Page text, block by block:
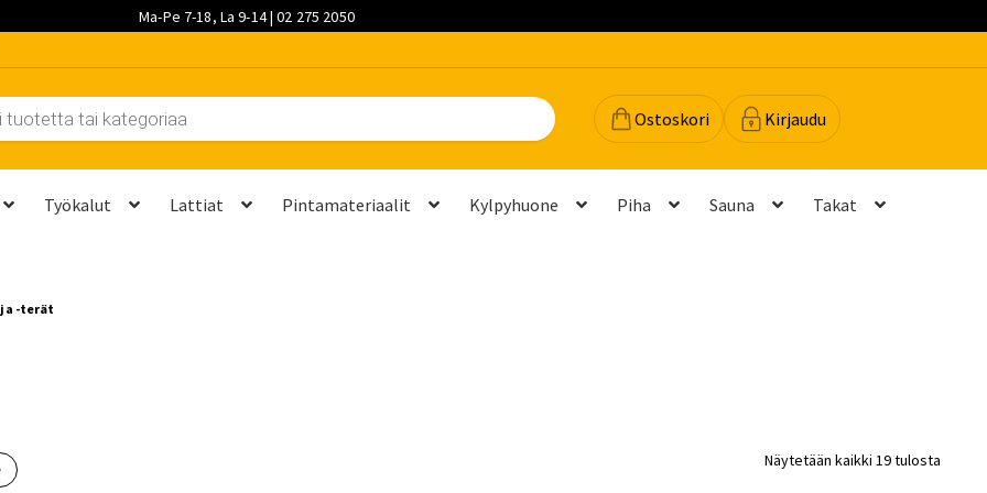
Ma-Pe 7-18, La 9-14 | 02 275 2050
Ostoskori Kirjaudu
Työkalut Lattiat Pintamateriaalit Kylpyhuone Piha Sauna
Takat
kannattaa vaihtaa?
Näillä 7 vaiheella saat sen kuntoon kesäksi
saunan puupinnat taas siisteiksi
-terät
Näytetään kaikki 19 tulosta